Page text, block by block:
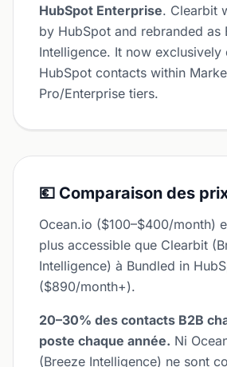
HubSpot Enterprise. Clearbit
by HubSpot and rebranded as
Intelligence. It now exclusively
HubSpot contacts within
Pro/Enterprise tiers.
💶 Comparaison des
Ocean.io ($100–$400/month)
plus accessible que Clearbit
Intelligence) à Bundled in
($890/month+).
20–30% des contacts B2B
poste chaque année. Ni
(Breeze Intelligence) ne sont